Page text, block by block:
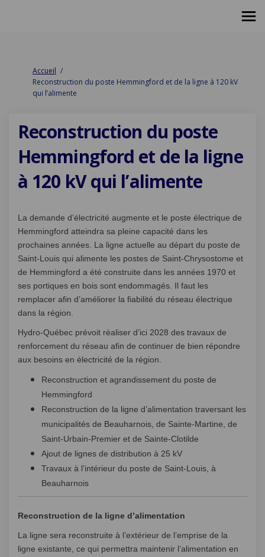
Vous êtes ici:
Accueil
Reconstruction du poste Hemmingford et de la ligne à 120 kV
qui l’alimente
Reconstruction du poste
Hemmingford et de la ligne
à 120 kV qui l’alimente
La demande d’électricité augmente et le poste électrique de
Hemmingford atteindra sa pleine capacité dans les
prochaines années. La ligne actuelle au départ du poste de
Saint-Louis qui alimente les postes de Saint-Chrysostome et
de Hemmingford a été construite dans les années 1970 et
ses portiques en bois sont endommagés. Il faut les
remplacer afin d’améliorer la fiabilité du réseau électrique
dans la région.
Hydro-Québec prévoit réaliser d’ici 2028 des travaux de
renforcement du réseau afin de continuer de bien répondre
aux besoins en électricité de la région.
Reconstruction et agrandissement du poste de
Hemmingford
Reconstruction de la ligne d’alimentation traversant les
municipalités de Beauharnois, de Sainte-Martine, de
Saint-Urbain-Premier et de Sainte-Clotilde
Ajout de lignes de distribution à 25 kV
Travaux à l’intérieur du poste de Saint-Louis, à
Beauharnois
Reconstruction de la ligne d’alimentation
La ligne sera reconstruite à l’extérieur de l’emprise de la
ligne existante, ce qui permettra maintenir l’alimentation en